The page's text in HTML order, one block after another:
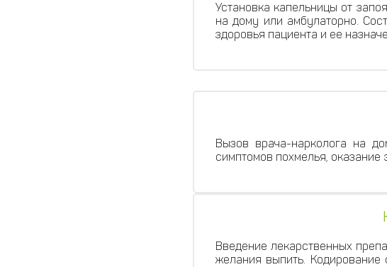
Установка капельницы от
на дому или амбулаторно.
здоровья пациента и ее
Вызов врача-нарколога на
симптомов похмелья, оказание
Введение лекарственных
желания выпить.